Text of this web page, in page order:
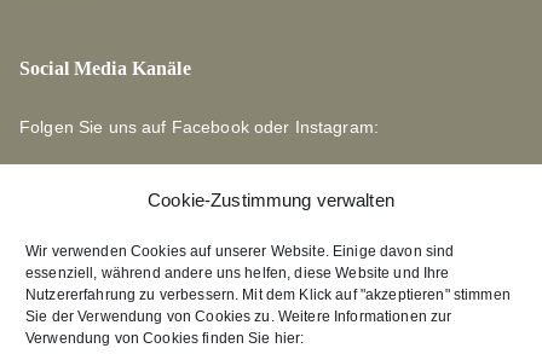
Cookie-Zustimmung verwalten
Wir verwenden Cookies auf unserer Website. Einige davon sind
essenziell, während andere uns helfen, diese Website und Ihre
Nutzererfahrung zu verbessern. Mit dem Klick auf "akzeptieren" stimmen
Sie der Verwendung von Cookies zu. Weitere Informationen zur
Verwendung von Cookies finden Sie hier:
Social Media Kanäle
Folgen Sie uns auf Facebook oder Instagram:
Links zu unseren Partnerverlagen
Edition Bärenklau